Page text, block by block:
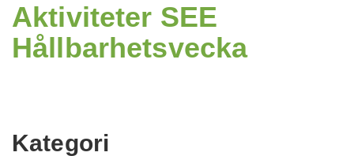
Aktiviteter SEE
Hållbarhetsvecka
Kategori